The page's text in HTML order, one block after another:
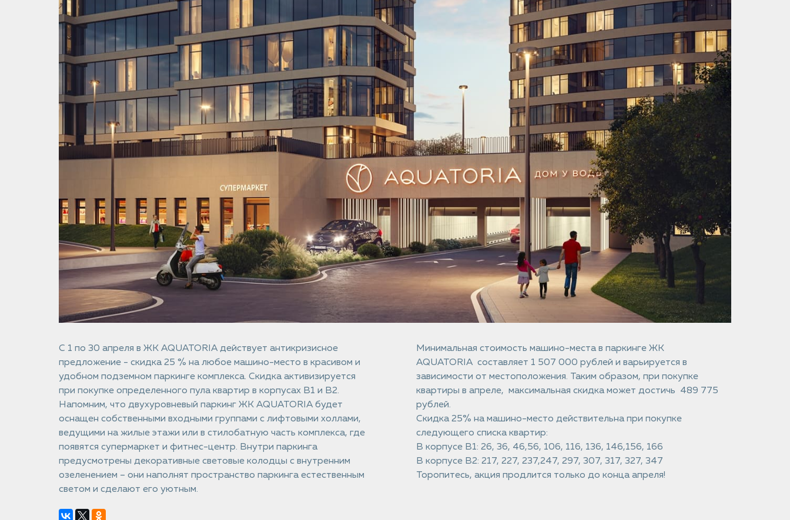
С 1 по 30 апреля в ЖК AQUATORIA действует антикризисное
предложение - скидка 25 % на любое машино-место в красивом и
удобном подземном паркинге комплекса. Скидка активизируется
при покупке определенного пула квартир в корпусах B1 и B2.
Напомним, что двухуровневый паркинг ЖК AQUATORIA будет
оснащен собственными входными группами с лифтовыми холлами,
ведущими на жилые этажи или в стилобатную часть комплекса, где
появятся супермаркет и фитнес-центр. Внутри паркинга
предусмотрены декоративные световые колодцы с внутренним
озеленением – они наполнят пространство паркинга естественным
светом и сделают его уютным.
Минимальная стоимость машино-места в паркинге ЖК
AQUATORIA составляет 1 507 000 рублей и варьируется в
зависимости от местоположения. Таким образом, при покупке
квартиры в апреле, максимальная скидка может достичь 489 775
рублей.
Скидка 25% на машино-место действительна при покупке
следующего списка квартир:
В корпусе B1: 26, 36, 46,56, 106, 116, 136, 146,156, 166
В корпусе В2: 217, 227, 237,247, 297, 307, 317, 327, 347
Торопитесь, акция продлится только до конца апреля!